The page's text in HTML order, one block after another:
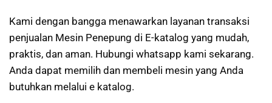
Kami dengan bangga menawarkan layanan transaksi
penjualan Mesin Penepung di E-katalog yang mudah,
praktis, dan aman. Hubungi whatsapp kami sekarang.
Anda dapat memilih dan membeli mesin yang Anda
butuhkan melalui e katalog.